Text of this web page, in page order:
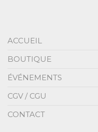
ACCUEIL
BOUTIQUE
ÉVÉNEMENTS
CGV / CGU
CONTACT